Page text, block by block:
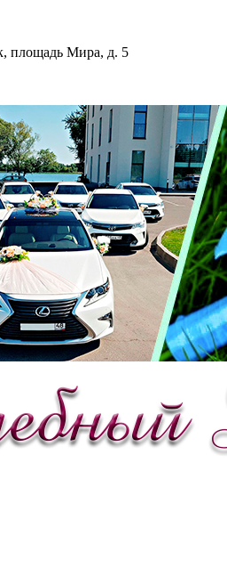
площадь Мира, д. 5